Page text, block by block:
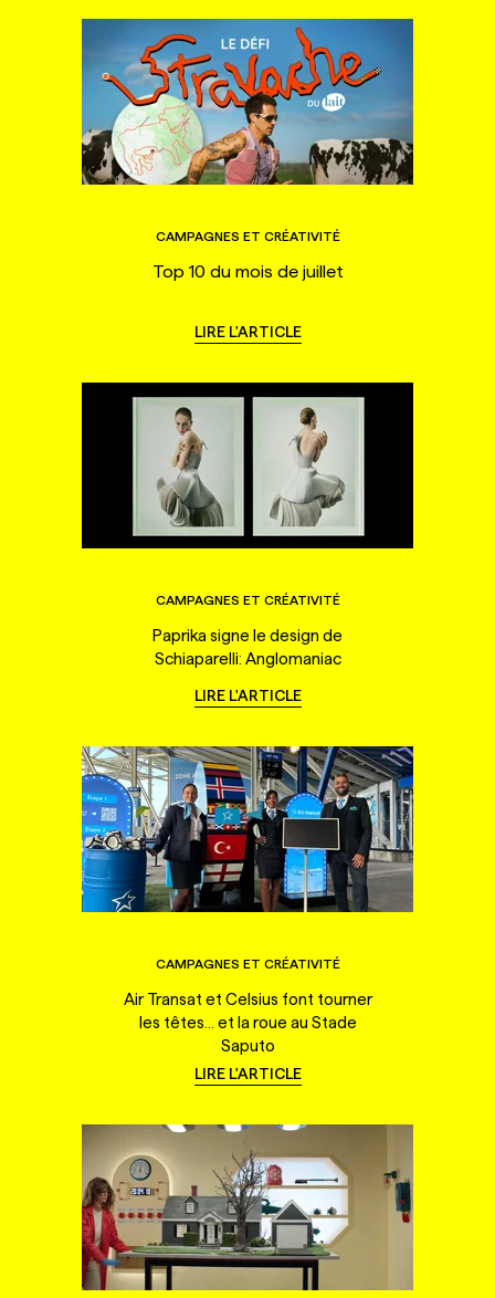
CAMPAGNES ET CRÉATIVITÉ
Top 10 du mois de juillet
LIRE L'ARTICLE
CAMPAGNES ET CRÉATIVITÉ
Paprika signe le design de
Schiaparelli: Anglomaniac
LIRE L'ARTICLE
CAMPAGNES ET CRÉATIVITÉ
Air Transat et Celsius font tourner
les têtes... et la roue au Stade
Saputo
LIRE L'ARTICLE